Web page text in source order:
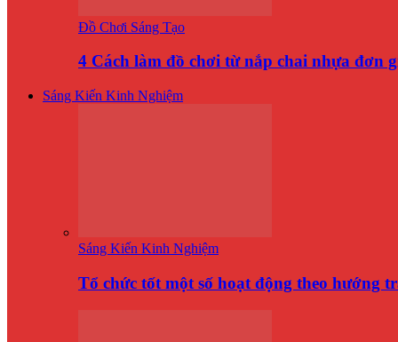
Đồ Chơi Sáng Tạo
4 Cách làm đồ chơi từ nắp chai nhựa đơn
Sáng Kiến Kinh Nghiệm
Sáng Kiến Kinh Nghiệm
Tổ chức tốt một số hoạt động theo hướng